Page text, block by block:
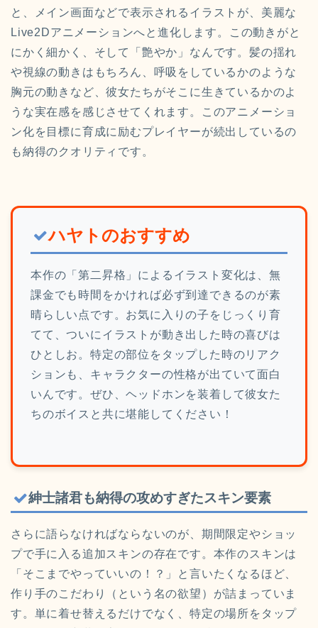
と、メイン画面などで表示されるイラストが、美麗な
Live2Dアニメーションへと進化します。この動きがと
にかく細かく、そして「艶やか」なんです。髪の揺れ
や視線の動きはもちろん、呼吸をしているかのような
胸元の動きなど、彼女たちがそこに生きているかのよ
うな実在感を感じさせてくれます。このアニメーショ
ン化を目標に育成に励むプレイヤーが続出しているの
も納得のクオリティです。
ハヤトのおすすめ
本作の「第二昇格」によるイラスト変化は、無
課金でも時間をかければ必ず到達できるのが素
晴らしい点です。お気に入りの子をじっくり育
てて、ついにイラストが動き出した時の喜びは
ひとしお。特定の部位をタップした時のリアク
ションも、キャラクターの性格が出ていて面白
いんです。ぜひ、ヘッドホンを装着して彼女た
ちのボイスと共に堪能してください！
紳士諸君も納得の攻めすぎたスキン要素
さらに語らなければならないのが、期間限定やショッ
プで手に入る追加スキンの存在です。本作のスキンは
「そこまでやっていいの！？」と言いたくなるほど、
作り手のこだわり（という名の欲望）が詰まっていま
す。単に着せ替えるだけでなく、特定の場所をタップ